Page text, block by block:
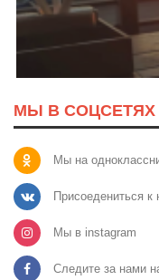
МЫ В СОЦСЕТЯХ
Мы на
Присоедениться к
Мы в instagram
Следите за нами